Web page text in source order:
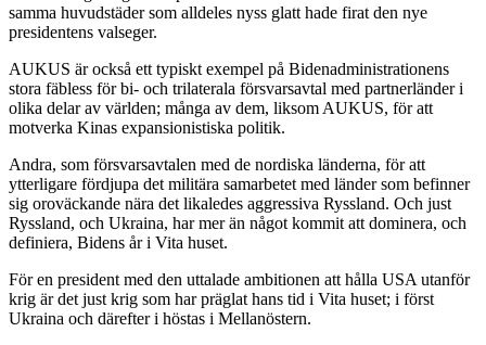
samma huvudstäder som alldeles nyss glatt hade firat den nye
presidentens valseger.
AUKUS är också ett typiskt exempel på Bidenadministrationens
stora fäbless för bi- och trilaterala försvarsavtal med partnerländer i
olika delar av världen; många av dem, liksom AUKUS, för att
motverka Kinas expansionistiska politik.
Andra, som försvarsavtalen med de nordiska länderna, för att
ytterligare fördjupa det militära samarbetet med länder som befinner
sig oroväckande nära det likaledes aggressiva Ryssland. Och just
Ryssland, och Ukraina, har mer än något kommit att dominera, och
definiera, Bidens år i Vita huset.
För en president med den uttalade ambitionen att hålla USA utanför
krig är det just krig som har präglat hans tid i Vita huset; i först
Ukraina och därefter i höstas i Mellanöstern.